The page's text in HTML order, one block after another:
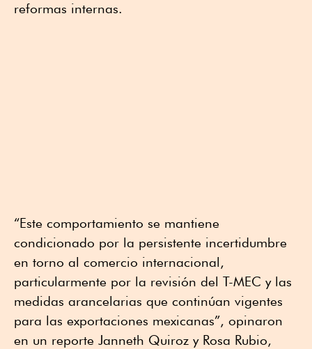
reformas internas.
“Este comportamiento se mantiene
condicionado por la persistente incertidumbre
en torno al comercio internacional,
particularmente por la revisión del T-MEC y las
medidas arancelarias que continúan vigentes
para las exportaciones mexicanas”, opinaron
en un reporte Janneth Quiroz y Rosa Rubio,